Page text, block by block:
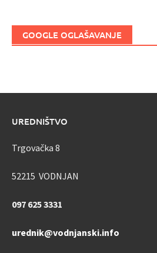
GOOGLE OGLAŠAVANJE
UREDNIŠTVO
Trgovačka 8
52215 VODNJAN
097 625 3331
urednik@vodnjanski.info